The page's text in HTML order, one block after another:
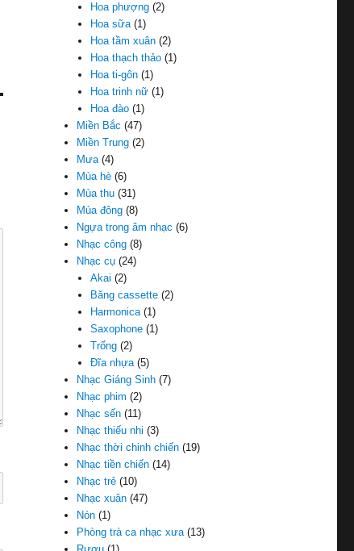
Hoa phượng(2)
Hoa sữa(1)
Hoa tầm xuân(2)
Hoa thạch thảo(1)
Hoa ti-gôn(1)
Hoa trinh nữ(1)
Hoa đào(1)
Miền Bắc (47)
Miền Trung (2)
Mưa(4)
Mùa hè (6)
Mùa thu (31)
Mùa đông (8)
Ngựa trong âm nhạc (6)
Nhạc công (8)
Nhạc cụ (24)
Akai (2)
Băng cassette(2)
Harmonica(1)
Saxophone(1)
Trống(2)
Đĩa nhựa(5)
Nhạc Giáng Sinh (7)
Nhạc phim (2)
Nhạc sến (11)
Nhạc thiếu nhi (3)
Nhạc thời chinh chiến (19)
Nhạc tiền chiến (14)
Nhạc trẻ (10)
Nhạc xuân (47)
Nón (1)
Phòng trà ca nhạc xưa(13)